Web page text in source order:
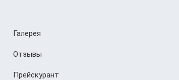
Галерея
Отзывы
Прейскурант